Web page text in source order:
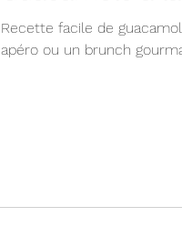
Recette facile de
apéro ou un brunch